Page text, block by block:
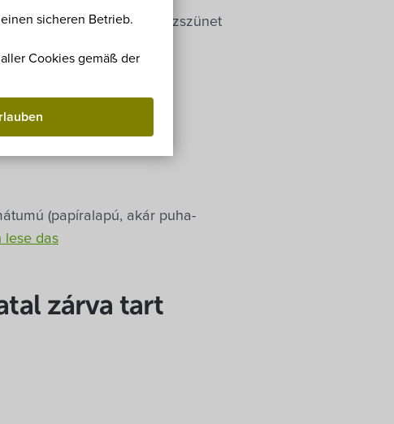
sicheren Betrieb.
Cookies gemäß der
munkák miatt – gázszünet
(papíralapú, akár puha-
lese das
zárva tart